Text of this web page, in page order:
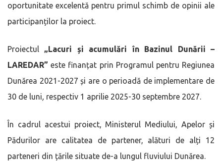
oportunitate excelentă pentru primul schimb de opinii ale
participanților la proiect.
Proiectul „Lacuri și acumulări în Bazinul Dunării –
LAREDAR”este finanțat prin Programul pentru Regiunea
Dunărea 2021-2027 și are o perioadă de implementare de
30 de luni, respectiv 1 aprilie 2025-30 septembre 2027.
În cadrul acestui proiect, Ministerul Mediului, Apelor și
Pădurilor are calitatea de partener, alături de alți 12
parteneri din țările situate de-a lungul fluviului Dunărea.